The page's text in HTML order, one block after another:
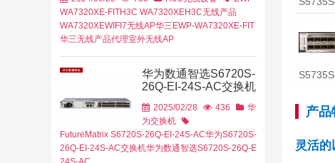
产品
灵活的
WA7320XE-FITH3C WA7320XEH3C无线产品
WA7320XEWIFI7无线AP华三EWP-WA7320XE-FIT
华三无线产品代理室外无线AP
华为数通智选S6720S-
26Q-EI-24S-AC交换机
2025/02/28 436
华
为交换机
FutureMatrix S6720S-26Q-EI-24S-AC华为S6720S-
26Q-EI-24S-AC交换机华为数通智选S6720S-26Q-EI-